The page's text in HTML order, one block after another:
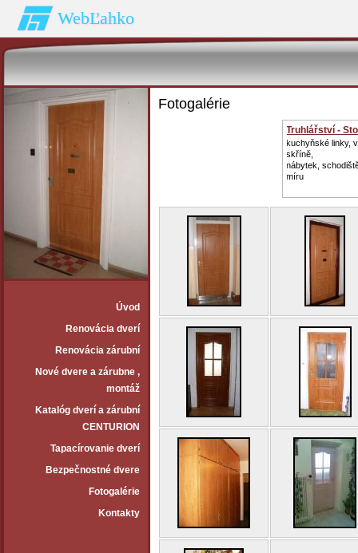
WebĽahko
Úvod
Renovácia dverí
Renovácia zárubní
Nové dvere a zárubne ‚
montáž
Katalóg dverí a zárubní
CENTURION
Tapacírovanie dverí
Bezpečnostné dvere
Fotogalérie
Kontakty
Fotogalérie
Truhlářství -
kuchyňské linky,
skříně,
nábytek,
míru